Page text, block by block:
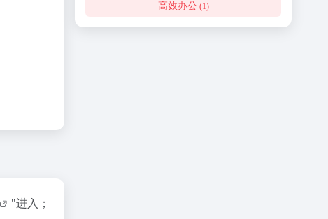
"进入；
高效办公(1)